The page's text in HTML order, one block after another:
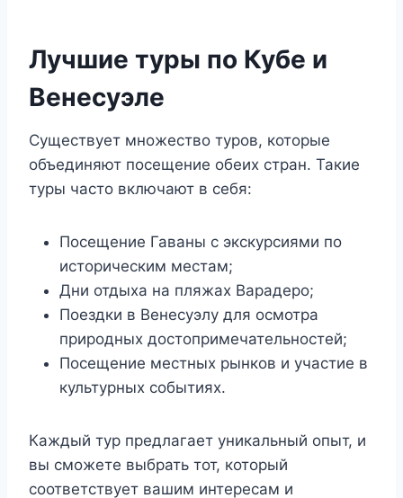
Лучшие туры по Кубе и
Венесуэле
Существует множество туров, которые
объединяют посещение обеих стран. Такие
туры часто включают в себя:
Посещение Гаваны с экскурсиями по
историческим местам;
Дни отдыха на пляжах Варадеро;
Поездки в Венесуэлу для осмотра
природных достопримечательностей;
Посещение местных рынков и участие в
культурных событиях.
Каждый тур предлагает уникальный опыт, и
вы сможете выбрать тот, который
соответствует вашим интересам и